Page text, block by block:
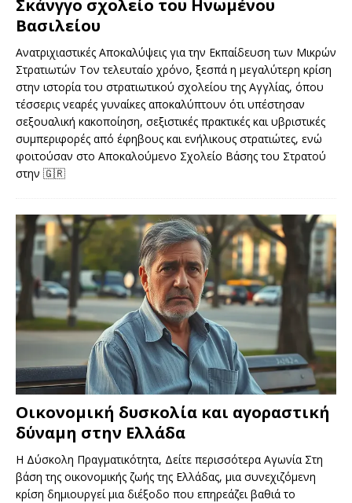
Σκάνγγο σχολείο του Ηνωμένου
Βασιλείου
Ανατριχιαστικές Αποκαλύψεις για την Εκπαίδευση των Μικρών
Στρατιωτών Τον τελευταίο χρόνο, ξεσπά η μεγαλύτερη κρίση
στην ιστορία του στρατιωτικού σχολείου της Αγγλίας, όπου
τέσσερις νεαρές γυναίκες αποκαλύπτουν ότι υπέστησαν
σεξουαλική κακοποίηση, σεξιστικές πρακτικές και υβριστικές
συμπεριφορές από έφηβους και ενήλικους στρατιώτες, ενώ
φοιτούσαν στο Αποκαλούμενο Σχολείο Βάσης του Στρατού
στην 🇬🇷
Οικονομική δυσκολία και αγοραστική
δύναμη στην Ελλάδα
Η Δύσκολη Πραγματικότητα, Δείτε περισσότερα Αγωνία Στη
βάση της οικονομικής ζωής της Ελλάδας, μια συνεχιζόμενη
κρίση δημιουργεί μια διέξοδο που επηρεάζει βαθιά το